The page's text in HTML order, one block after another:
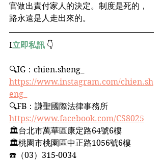
官做出責付家人的決定。制度是死的，
路永遠是人走出來的。
I立即私訊 👇
🔍IG：chien.sheng_﻿
https://www.instagram.com/chien.sh
eng_
🔍FB：謙聖國際法律事務所﻿
https://www.facebook.com/CS8025
🏛台北市萬華區康定路64號6樓﻿
🏛桃園市桃園區中正路1056號6樓﻿
☎️（03）315-0034﻿